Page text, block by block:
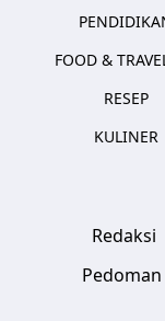
FOOD &
RESEP
KULINER
Redaksi